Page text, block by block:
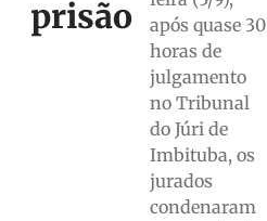
prisão
após quase 30
horas de
julgamento
no Tribunal
do Júri de
Imbituba, os
jurados
condenaram